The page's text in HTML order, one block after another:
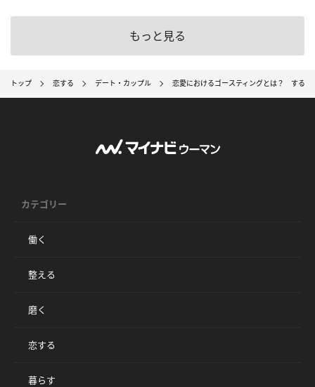
もっと見る
トップ 恋する デート・カップル 恋愛におけるゴースティングとは？ する人
カテゴリー
働く
整える
磨く
恋する
暮らす